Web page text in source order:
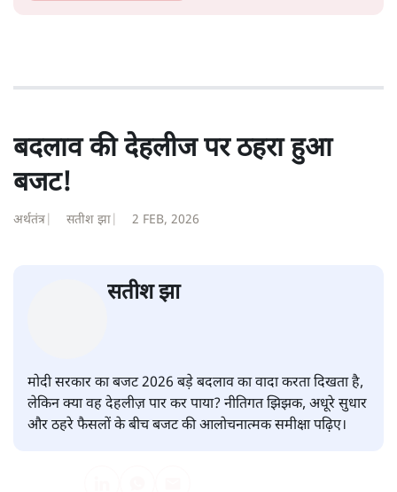
अपूर्वानंद दिल्ली विश्वविद्यालय में हिन्दी पढ़ाते हैं।
अपूर्वानंद
बजट!
अर्थतंत्र| सतीश झा | 2 FEB, 2026